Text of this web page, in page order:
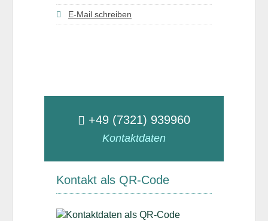
E-Mail schreiben
+49 (7321) 939960
Kontaktdaten
Kontakt als QR-Code